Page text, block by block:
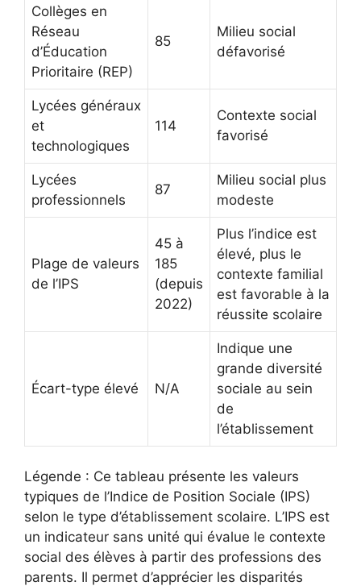
Collèges en
Réseau
d’Éducation
Prioritaire (REP)
85
Milieu social
défavorisé
Lycées généraux
et
technologiques
114
Contexte social
favorisé
Lycées
professionnels
87
Milieu social plus
modeste
Plage de valeurs
de l’IPS
45 à
185
(depuis
2022)
Plus l’indice est
élevé, plus le
contexte familial
est favorable à la
réussite scolaire
Écart-type élevé N/A
Indique une
grande diversité
sociale au sein
de
l’établissement
Légende : Ce tableau présente les valeurs
typiques de l’Indice de Position Sociale (IPS)
selon le type d’établissement scolaire. L’IPS est
un indicateur sans unité qui évalue le contexte
social des élèves à partir des professions des
parents. Il permet d’apprécier les disparités